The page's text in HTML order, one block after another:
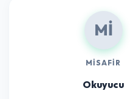
Mİ
MISAFIR